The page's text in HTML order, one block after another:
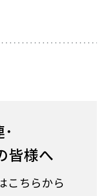
皆様へ
こちらから